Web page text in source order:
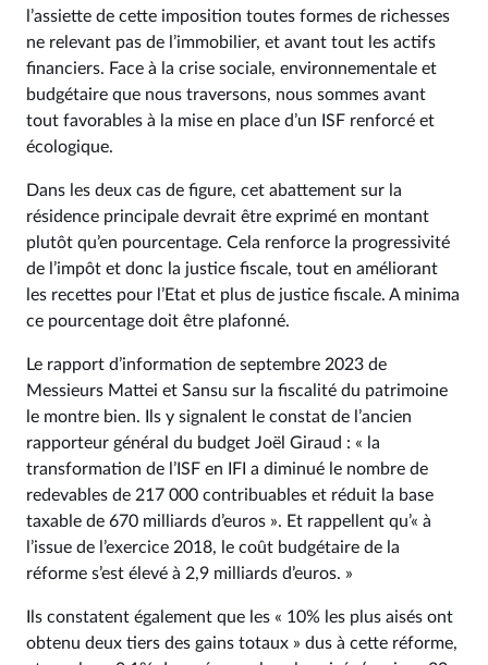
l’assiette de cette imposition toutes formes de richesses
ne relevant pas de l’immobilier, et avant tout les actifs
financiers. Face à la crise sociale, environnementale et
budgétaire que nous traversons, nous sommes avant
tout favorables à la mise en place d’un ISF renforcé et
écologique.
Dans les deux cas de figure, cet abattement sur la
résidence principale devrait être exprimé en montant
plutôt qu’en pourcentage. Cela renforce la progressivité
de l’impôt et donc la justice fiscale, tout en améliorant
les recettes pour l’Etat et plus de justice fiscale. A minima
ce pourcentage doit être plafonné.
Le rapport d’information de septembre 2023 de
Messieurs Mattei et Sansu sur la fiscalité du patrimoine
le montre bien. Ils y signalent le constat de l’ancien
rapporteur général du budget Joël Giraud : « la
transformation de l’ISF en IFI a diminué le nombre de
redevables de 217 000 contribuables et réduit la base
taxable de 670 milliards d’euros ». Et rappellent qu’« à
l’issue de l’exercice 2018, le coût budgétaire de la
réforme s’est élevé à 2,9 milliards d’euros. »
Ils constatent également que les « 10% les plus aisés ont
obtenu deux tiers des gains totaux » dus à cette réforme,